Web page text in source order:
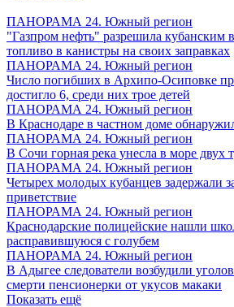
ПАНОРАМА 24. Южный регион
"Газпром нефть" разрешила кубанским
топливо в канистры на своих заправках
ПАНОРАМА 24. Южный регион
Число погибших в Архипо-Осиповке
достигло 6, среди них трое детей
ПАНОРАМА 24. Южный регион
В Краснодаре в частном доме
ПАНОРАМА 24. Южный регион
В Сочи горная река унесла в море двух
ПАНОРАМА 24. Южный регион
Четырех молодых кубанцев задержали
приветствие
ПАНОРАМА 24. Южный регион
Краснодарские полицейские нашли
расправившуюся с голубем
ПАНОРАМА 24. Южный регион
В Адыгее следователи возбудили
смерти пенсионерки от укусов макаки
Показать ещё